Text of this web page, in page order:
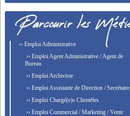
›› Emploi Administrative
›› Emploi Agent Administrative / Agent de
Bureau
›› Emploi Archiviste
›› Emploi Assistante de Direction / Secrétaire
›› Emploi Chargé(e)s Clientèles
›› Emploi Commercial / Marketing / Vente